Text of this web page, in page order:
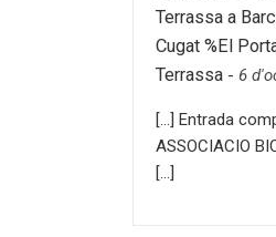
Terrassa a
Cugat %El
Terrassa - 6
[…] Entrada
ASSOCIACIO
[…]